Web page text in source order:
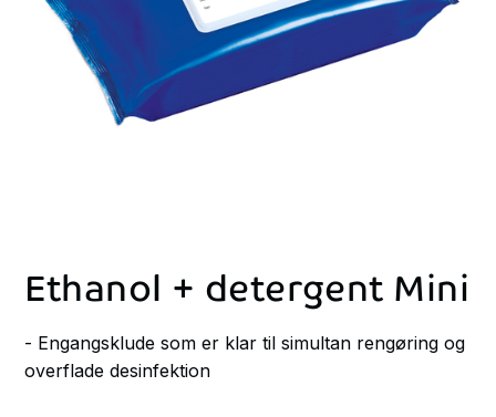
Ethanol + detergent Mini
- Engangsklude som er klar til simultan rengøring og
overflade desinfektion